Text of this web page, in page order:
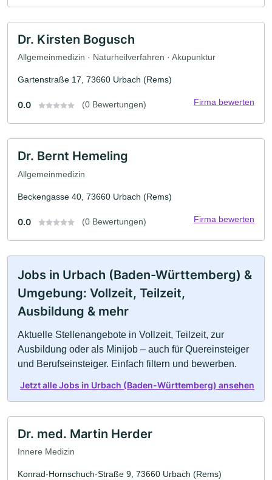
Dr. Kirsten Bogusch
Allgemeinmedizin · Naturheilverfahren · Akupunktur
Gartenstraße 17, 73660 Urbach (Rems)
0.0 (0 Bewertungen) Firma bewerten
Dr. Bernt Hemeling
Allgemeinmedizin
Beckengasse 40, 73660 Urbach (Rems)
0.0 (0 Bewertungen) Firma bewerten
Jobs in Urbach (Baden-Württemberg) &
Umgebung: Vollzeit, Teilzeit,
Ausbildung & mehr
Aktuelle Stellenangebote in Vollzeit, Teilzeit, zur
Ausbildung oder als Minijob – auch für Quereinsteiger
und Berufseinsteiger. Einfach filtern und bewerben.
Jetzt alle Jobs in Urbach (Baden-Württemberg) ansehen
Dr. med. Martin Herder
Innere Medizin
Konrad-Hornschuch-Straße 9, 73660 Urbach (Rems)